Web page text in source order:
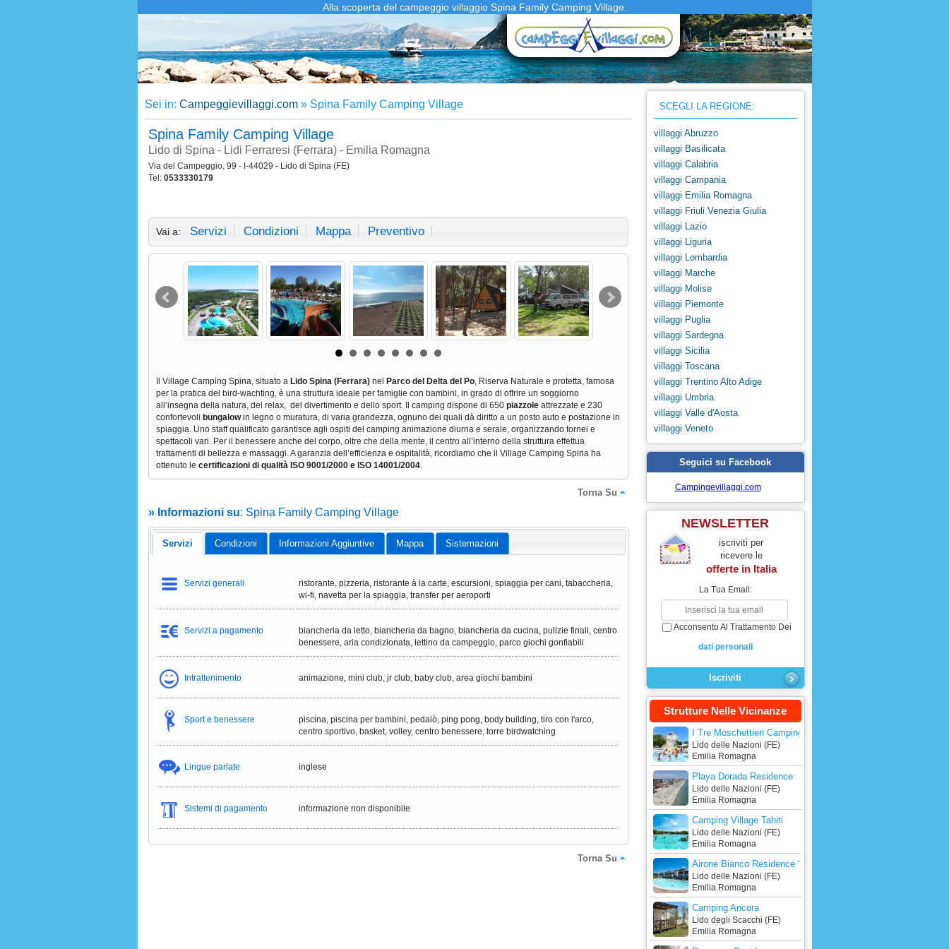
Alla scoperta del campeggio villaggio Spina Family Camping Village.
Sei in: Campeggievillaggi.com» Spina Family Camping Village
Spina Family Camping Village
Lido di Spina - Lidi Ferraresi (Ferrara) - Emilia Romagna
Via del Campeggio, 99 - I-44029 - Lido di Spina (FE)
Tel: 0533330179
Vai a: Servizi Condizioni Mappa Preventivo
Il Village Camping Spina, situato a Lido Spina (Ferrara)nel Parco del Delta del Po, Riserva Naturale e protetta, famosa
per la pratica del bird-wachting, è una struttura ideale per famiglie con bambini, in grado di offrire un soggiorno
all’insegna della natura, del relax, del divertimento e dello sport. Il camping dispone di 650 piazzoleattrezzate e 230
confortevoli bungalowin legno o muratura, di varia grandezza, ognuno dei quali dà diritto a un posto auto e postazione in
spiaggia. Uno staff qualificato garantisce agli ospiti del camping animazione diurna e serale, organizzando tornei e
spettacoli vari. Per il benessere anche del corpo, oltre che della mente, il centro all’interno della struttura effettua
trattamenti di bellezza e massaggi. A garanzia dell’efficienza e ospitalità, ricordiamo che il Village Camping Spina ha
ottenuto le certificazioni di qualità ISO 9001/2000 e ISO 14001/2004.
Torna Su
» Informazioni su: Spina Family Camping Village
Servizi Condizioni Informazioni Aggiuntive Mappa Sistemazioni
Servizi generali
ristorante, pizzeria, ristorante à la carte, escursioni, spiaggia per cani, tabaccheria,
wi-fi, navetta per la spiaggia, transfer per aeroporti
Servizi a pagamento
biancheria da letto, biancheria da bagno, biancheria da cucina, pulizie finali, centro
benessere, aria condizionata, lettino da campeggio, parco giochi gonfiabili
Intrattenimento animazione, mini club, jr club, baby club, area giochi bambini
Sport e benessere
piscina, piscina per bambini, pedalò, ping pong, body building, tiro con l'arco,
centro sportivo, basket, volley, centro benessere, torre birdwatching
Lingue parlate inglese
Sistemi di pagamento informazione non disponibile
Torna Su
SCEGLI LA REGIONE:
villaggi Abruzzo
villaggi Basilicata
villaggi Calabria
villaggi Campania
villaggi Emilia Romagna
villaggi Friuli Venezia Giulia
villaggi Lazio
villaggi Liguria
villaggi Lombardia
villaggi Marche
villaggi Molise
villaggi Piemonte
villaggi Puglia
villaggi Sardegna
villaggi Sicilia
villaggi Toscana
villaggi Trentino Alto Adige
villaggi Umbria
villaggi Valle d'Aosta
villaggi Veneto
Seguici su Facebook
Campingevillaggi.com
NEWSLETTER
iscriviti per
ricevere le
offerte in Italia
La Tua Email:
Acconsento Al Trattamento Dei
dati personali
Strutture Nelle Vicinanze
I Tre Moschettieri Camping Village
Lido delle Nazioni (FE)
Emilia Romagna
Playa Dorada Residence
Lido delle Nazioni (FE)
Emilia Romagna
Camping Village Tahiti
Lido delle Nazioni (FE)
Emilia Romagna
Airone Bianco Residence Village
Lido delle Nazioni (FE)
Emilia Romagna
Camping Ancora
Lido degli Scacchi (FE)
Emilia Romagna